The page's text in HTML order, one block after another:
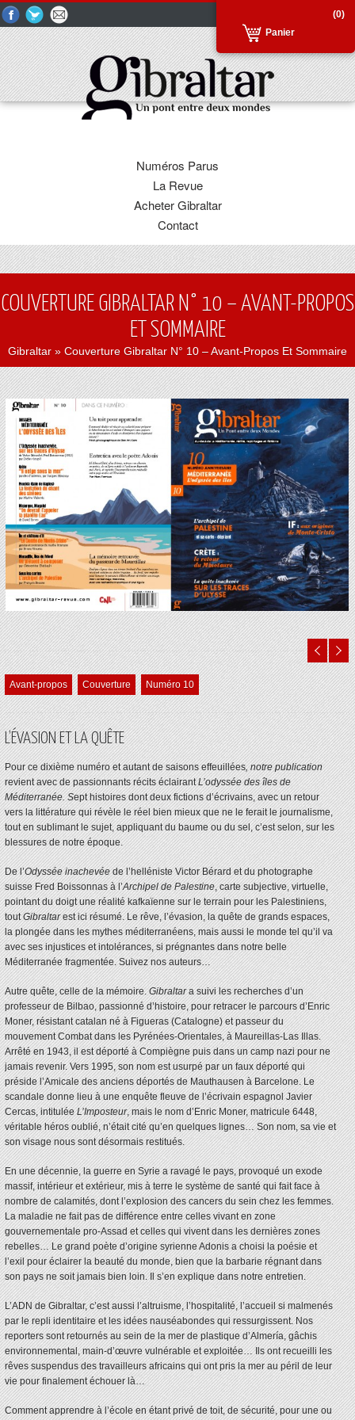
(0)
Panier
Numéros Parus
La Revue
Acheter Gibraltar
Contact
COUVERTURE GIBRALTAR N° 10 – AVANT-PROPOS
ET SOMMAIRE
Gibraltar » Couverture Gibraltar N° 10 – Avant-Propos Et Sommaire
Avant-propos Couverture Numéro 10
L’ÉVASION ET LA QUÊTE
Pour ce dixième numéro et autant de saisons effeuillées, notre publication
revient avec de passionnants récits éclairantL’odyssée des îles de
Méditerranée. Sept histoires dont deux fictions d’écrivains, avec un retour
vers la littérature qui révèle le réel bien mieux que ne le ferait le journalisme,
tout en sublimant le sujet, appliquant du baume ou du sel, c’est selon, sur les
blessures de notre époque.
De l’Odyssée inachevéede l’helléniste Victor Bérard et du photographe
suisse Fred Boissonnas à l’Archipel de Palestine, carte subjective, virtuelle,
pointant du doigt une réalité kafkaïenne sur le terrain pour les Palestiniens,
toutGibraltarest ici résumé. Le rêve, l’évasion, la quête de grands espaces,
la plongée dans les mythes méditerranéens, mais aussi le monde tel qu’il va
avec ses injustices et intolérances, si prégnantes dans notre belle
Méditerranée fragmentée. Suivez nos auteurs…
Autre quête, celle de la mémoire.Gibraltara suivi les recherches d’un
professeur de Bilbao, passionné d’histoire, pour retracer le parcours d’Enric
Moner, résistant catalan né à Figueras (Catalogne) et passeur du
mouvement Combat dans les Pyrénées-Orientales, à Maureillas-Las Illas.
Arrêté en 1943, il est déporté à Compiègne puis dans un camp nazi pour ne
jamais revenir. Vers 1995, son nom est usurpé par un faux déporté qui
préside l’Amicale des anciens déportés de Mauthausen à Barcelone. Le
scandale donne lieu à une enquête fleuve de l’écrivain espagnol Javier
Cercas, intituléeL’Imposteur, mais le nom d’Enric Moner, matricule 6448,
véritable héros oublié, n’était cité qu’en quelques lignes… Son nom, sa vie et
son visage nous sont désormais restitués.
En une décennie, la guerre en Syrie a ravagé le pays, provoqué un exode
massif, intérieur et extérieur, mis à terre le système de santé qui fait face à
nombre de calamités, dont l’explosion des cancers du sein chez les femmes.
La maladie ne fait pas de différence entre celles vivant en zone
gouvernementale pro-Assad et celles qui vivent dans les dernières zones
rebelles… Le grand poète d’origine syrienne Adonis a choisi la poésie et
l’exil pour éclairer la beauté du monde, bien que la barbarie régnant dans
son pays ne soit jamais bien loin. Il s’en explique dans notre entretien.
L’ADN de Gibraltar, c’est aussi l’altruisme, l’hospitalité, l’accueil si malmenés
par le repli identitaire et les idées nauséabondes qui ressurgissent. Nos
reporters sont retournés au sein de la mer de plastique d’Almería, gâchis
environnemental, main-d’œuvre vulnérable et exploitée… Ils ont recueilli les
rêves suspendus des travailleurs africains qui ont pris la mer au péril de leur
vie pour finalement échouer là…
Comment apprendre à l’école en étant privé de toit, de sécurité, pour une ou